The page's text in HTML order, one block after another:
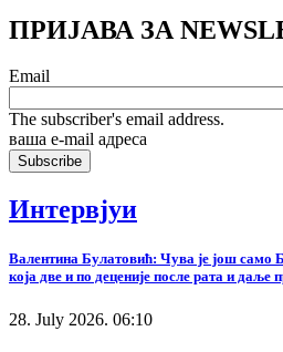
ПРИЈАВА ЗА
Email
The subscriber's email address.
ваша е-mail адреса
Интервјуи
Валентина Булатовић: Чува је још само
која две и по деценије после рата и даље
28. July 2026. 06:10